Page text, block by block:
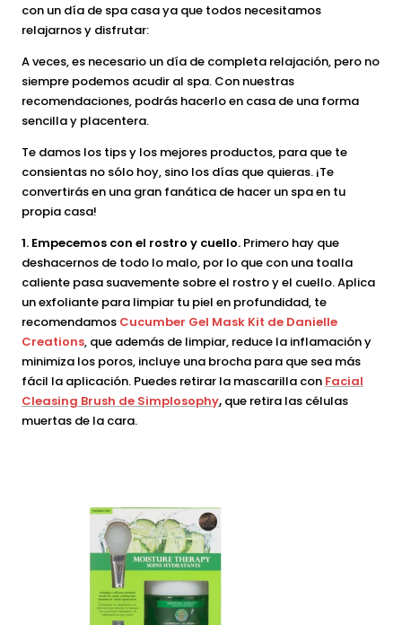
con un día de spa casa ya que todos necesitamos
relajarnos y disfrutar:
A veces, es necesario un día de completa relajación, pero no
siempre podemos acudir al spa. Con nuestras
recomendaciones, podrás hacerlo en casa de una forma
sencilla y placentera.
Te damos los tips y los mejores productos, para que te
consientas no sólo hoy, sino los días que quieras. ¡Te
convertirás en una gran fanática de hacer un spa en tu
propia casa!
1. Empecemos con el rostro y cuello. Primero hay que
deshacernos de todo lo malo, por lo que con una toalla
caliente pasa suavemente sobre el rostro y el cuello. Aplica
un exfoliante para limpiar tu piel en profundidad, te
recomendamos Cucumber Gel Mask Kit de Danielle
Creations, que además de limpiar, reduce la inflamación y
minimiza los poros, incluye una brocha para que sea más
fácil la aplicación. Puedes retirar la mascarilla con Facial
Cleasing Brush de Simplosophy, que retira las células
muertas de la cara.